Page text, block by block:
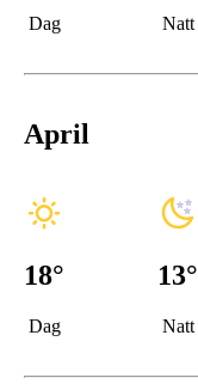
Dag Natt
April
18°
Dag
13°
Natt